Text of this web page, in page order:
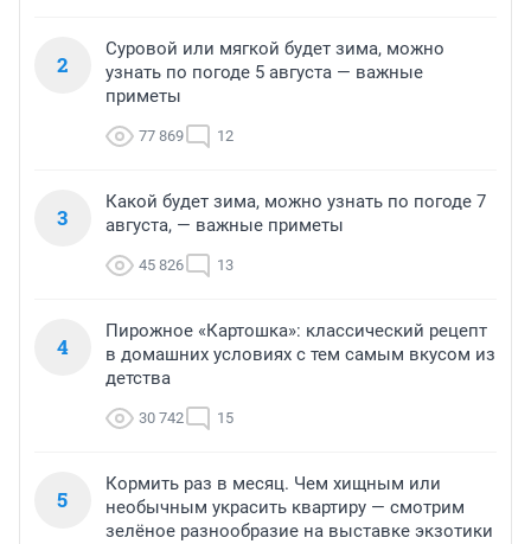
2
Суровой или мягкой будет зима, можно
узнать по погоде 5 августа — важные
приметы
77 869 12
3
Какой будет зима, можно узнать по погоде 7
августа, — важные приметы
45 826 13
4
Пирожное «Картошка»: классический рецепт
в домашних условиях с тем самым вкусом из
детства
30 742 15
5
Кормить раз в месяц. Чем хищным или
необычным украсить квартиру — смотрим
зелёное разнообразие на выставке экзотики